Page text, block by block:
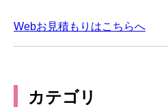
Webお見積もりはこちらへ
カテゴリ